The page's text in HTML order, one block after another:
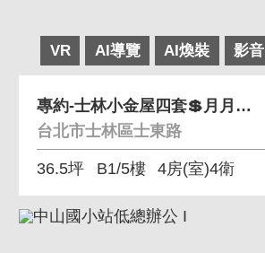
VR AI導覽 AI煥裝 影音
專約-士林小金屋四套💲月月進帳不是夢
台北市士林區士東路
36.5坪 B1/5樓 4房(室)4衛